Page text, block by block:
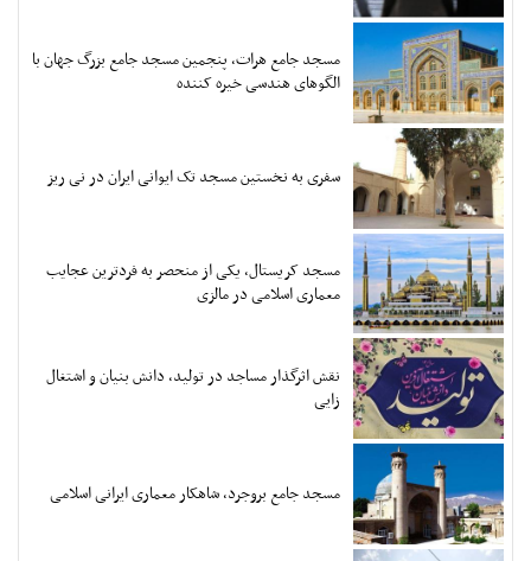
مسجد جامع هرات، پنجمین مسجد جامع بزرگ جهان با
الگوهای هندسی خیره کننده
سفری به نخستین مسجد تک ایوانی ایران در نی ریز
مسجد کریستال، یکی از منحصر به فردترین عجایب
معماری اسلامی در مالزی
نقش اثرگذار مساجد در تولید، دانش بنیان و اشتغال
زایی
مسجد جامع بروجرد، شاهکار معماری ایرانی اسلامی